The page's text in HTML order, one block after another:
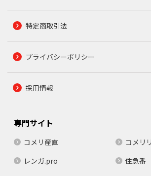
特定商取引法
プライバシーポリシー
採用情報
専門サイト
コメリ産直
コメリ
レンガ.pro
住急番